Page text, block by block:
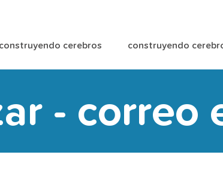
construyendo cerebros construyendo
- correo